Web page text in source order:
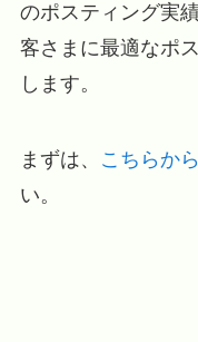
のポスティング実
客さまに最適なポ
します。
まずは、 こちらか
い。